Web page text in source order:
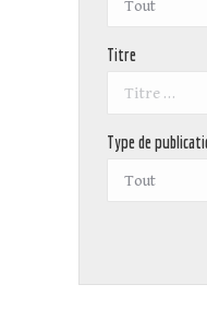
Titre
Type de